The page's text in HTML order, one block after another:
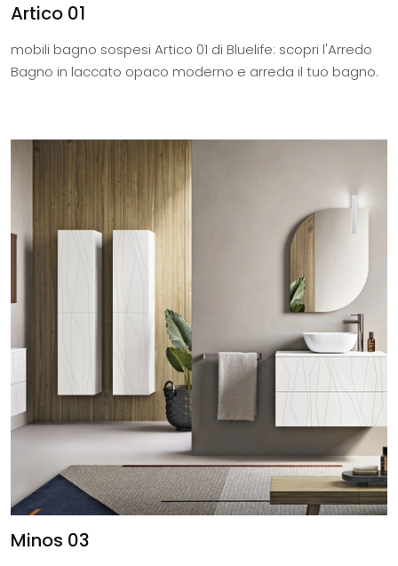
Artico 01
mobili bagno sospesi Artico 01 di Bluelife: scopri l'Arredo
Bagno in laccato opaco moderno e arreda il tuo bagno.
Minos 03